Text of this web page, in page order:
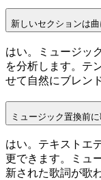
新しいセクションは
はい。ミュージッ
を分析します。テ
せて自然にブレン
ミュージック置換前
はい。テキストエ
更できます。ミュ
新された歌詞が歌